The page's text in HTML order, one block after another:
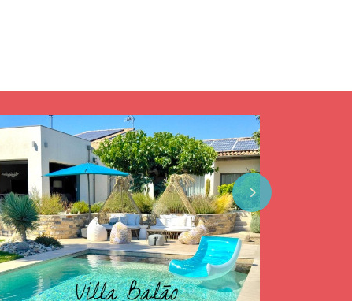
Next